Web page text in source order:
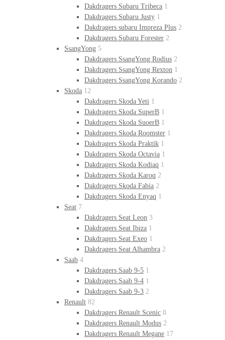
Dakdragers Subaru Tribeca 1
Dakdragers Subaru Justy 1
Dakdragers subaru Impreza Plus 2
Dakdragers Subaru Forester 2
SsangYong 5
Dakdragers SsangYong Rodius 2
Dakdragers SsangYong Rexton 1
Dakdragers SsangYong Korando 2
Skoda 12
Dakdragers Skoda Yeti 1
Dakdragers Skoda SuperB 1
Dakdragers Skoda SuoerB 1
Dakdragers Skoda Roomster 1
Dakdragers Skoda Praktik 1
Dakdragers Skoda Octavia 1
Dakdragers Skoda Kodiaq 1
Dakdragers Skoda Karoq 2
Dakdragers Skoda Fabia 2
Dakdragers Skoda Enyaq 1
Seat 7
Dakdragers Seat Leon 3
Dakdragers Seat Ibiza 1
Dakdragers Seat Exeo 1
Dakdragers Seat Alhambra 2
Saab 4
Dakdragers Saab 9-5 1
Dakdragers Saab 9-4 1
Dakdragers Saab 9-3 2
Renault 82
Dakdragers Renault Scenic 8
Dakdragers Renault Modus 2
Dakdragers Renault Megane 17